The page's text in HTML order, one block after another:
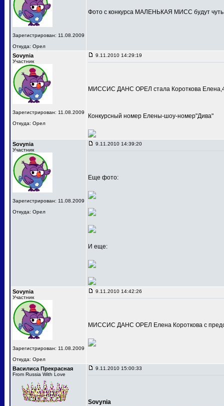
Зарегистрирован: 11.08.2009
Откуда: Орел
Фото с конкурса МАЛЕНЬКАЯ МИСС будут
Sovynia
Участник
Зарегистрирован: 11.08.2009
Откуда: Орел
9.11.2010 14:29:19
МИССИС ДАНС ОРЕЛ стала Короткова
Конкурсный номер Елены-шоу-номер"Дива"
Sovynia
Участник
Зарегистрирован: 11.08.2009
Откуда: Орел
9.11.2010 14:39:20
Еще фото:
И еще:
Sovynia
Участник
Зарегистрирован: 11.08.2009
Откуда: Орел
9.11.2010 14:42:26
МИССИС ДАНС ОРЕЛ Елена Короткова с
Василиса Прекрасная
From Russia With Love
9.11.2010 15:00:33
Sovynia